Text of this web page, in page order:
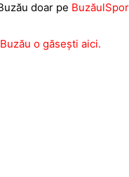
doar pe
o găseşti aici.